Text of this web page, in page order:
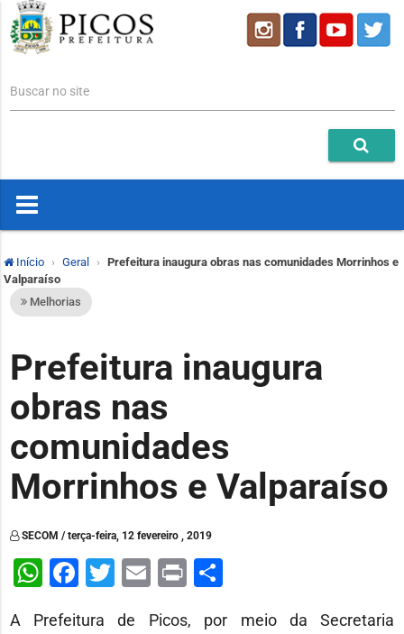
Buscar no site
Início Geral
Prefeitura inaugura obras nas comunidades Morrinhos e
Valparaíso
Melhorias
Prefeitura inaugura
obras nas
comunidades
Morrinhos e Valparaíso
SECOM / terça-feira, 12 fevereiro , 2019
WhatsApp
Facebook
Twitter
Email
PrintShare
A Prefeitura de Picos, por meio da Secretaria